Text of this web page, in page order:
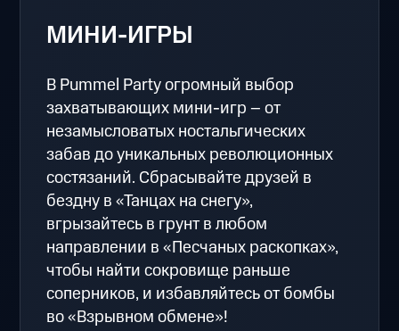
МИНИ-ИГРЫ
В Pummel Party огромный выбор
захватывающих мини-игр – от
незамысловатых ностальгических
забав до уникальных революционных
состязаний. Сбрасывайте друзей в
бездну в «Танцах на снегу»,
вгрызайтесь в грунт в любом
направлении в «Песчаных раскопках»,
чтобы найти сокровище раньше
соперников, и избавляйтесь от бомбы
во «Взрывном обмене»!